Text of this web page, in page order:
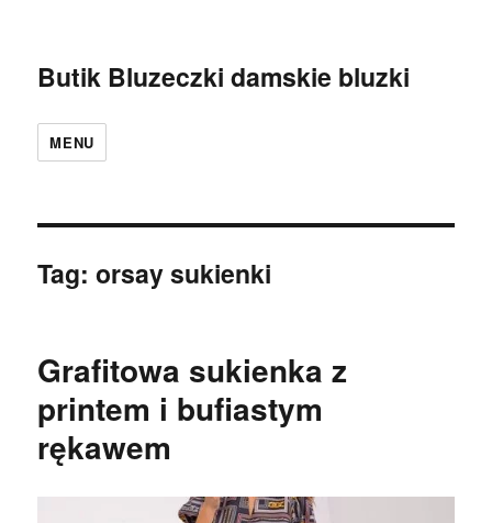
Butik Bluzeczki damskie bluzki
MENU
Tag:orsay sukienki
Grafitowa sukienka z
printem i bufiastym
rękawem